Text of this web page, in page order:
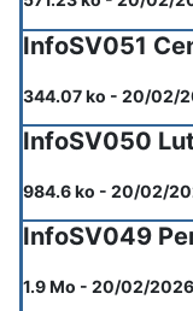
InfoSV051
344.07 ko - 20/02/
InfoSV050
984.6 ko - 20/02/
InfoSV049
1.9 Mo - 20/02/